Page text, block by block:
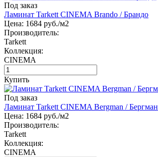
Под заказ
Ламинат Tarkett CINEMA Brando / Брандо
Цена: 1684 руб./м2
Производитель:
Tarkett
Коллекция:
CINEMA
Купить
Под заказ
Ламинат Tarkett CINEMA Bergman / Бергман
Цена: 1684 руб./м2
Производитель:
Tarkett
Коллекция:
CINEMA